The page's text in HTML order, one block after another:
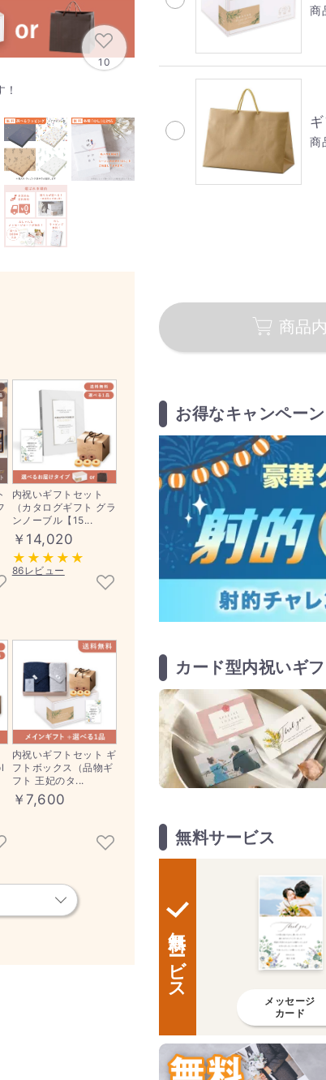
商
商
商品
お得なキャンペーン
カード型内祝いギ
無料サービス
無料サービス
メッセージ
カード
10
内祝いギフトセット
（カタログギフト グラ
ンノーブル【15...
￥14,020
86レビュー
内祝いギフトセット ギ
フトボックス（品物ギ
フト 王妃のタ...
￥7,600